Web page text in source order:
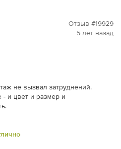
Отзыв #19929
5 лет назад
не вызвал затруднений.
- и цвет и размер и